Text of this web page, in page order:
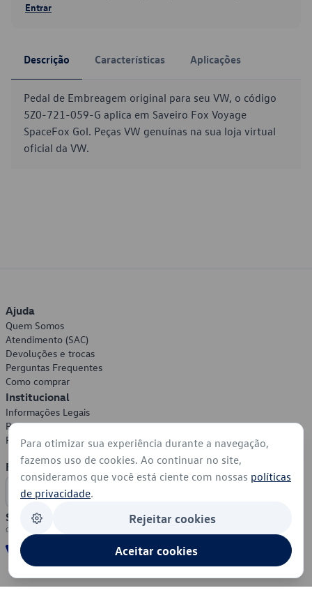
Entrar
Descrição Características Aplicações
Pedal de Embreagem original para seu VW, o código
5Z0-721-059-G aplica em Saveiro Fox Voyage
SpaceFox Gol. Peças VW genuínas na sua loja virtual
oficial da VW.
Ajuda
Quem Somos
Atendimento (SAC)
Devoluções e trocas
Perguntas Frequentes
Como comprar
Institucional
Informações Legais
Política de Privacidade
Política de Cookies
Formas de Pagamento
Segurança
Para otimizar sua experiência durante a navegação,
fazemos uso de cookies. Ao continuar no site,
consideramos que você está ciente com nossas políticas
de privacidade.
Rejeitar cookies
Aceitar cookies